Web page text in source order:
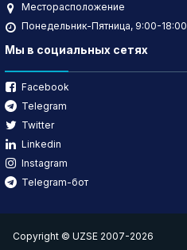
Месторасположение
Понедельник-Пятница, 9:00-18:00
Мы в социальных сетях
Facebook
Telegram
Twitter
Linkedin
Instagram
Telegram-бот
Copyright © UZSE 2007-2026